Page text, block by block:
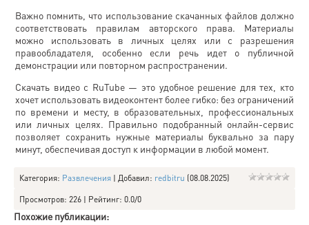
Важно помнить, что использование скачанных файлов должно
соответствовать правилам авторского права. Материалы
можно использовать в личных целях или с разрешения
правообладателя, особенно если речь идет о публичной
демонстрации или повторном распространении.
Скачать видео с RuTube — это удобное решение для тех, кто
хочет использовать видеоконтент более гибко: без ограничений
по времени и месту, в образовательных, профессиональных
или личных целях. Правильно подобранный онлайн-сервис
позволяет сохранить нужные материалы буквально за пару
минут, обеспечивая доступ к информации в любой момент.
Категория: Развлечения | Добавил: redbitru (08.08.2025)
Просмотров: 226 | Рейтинг: 0.0/0
Похожие публикации: